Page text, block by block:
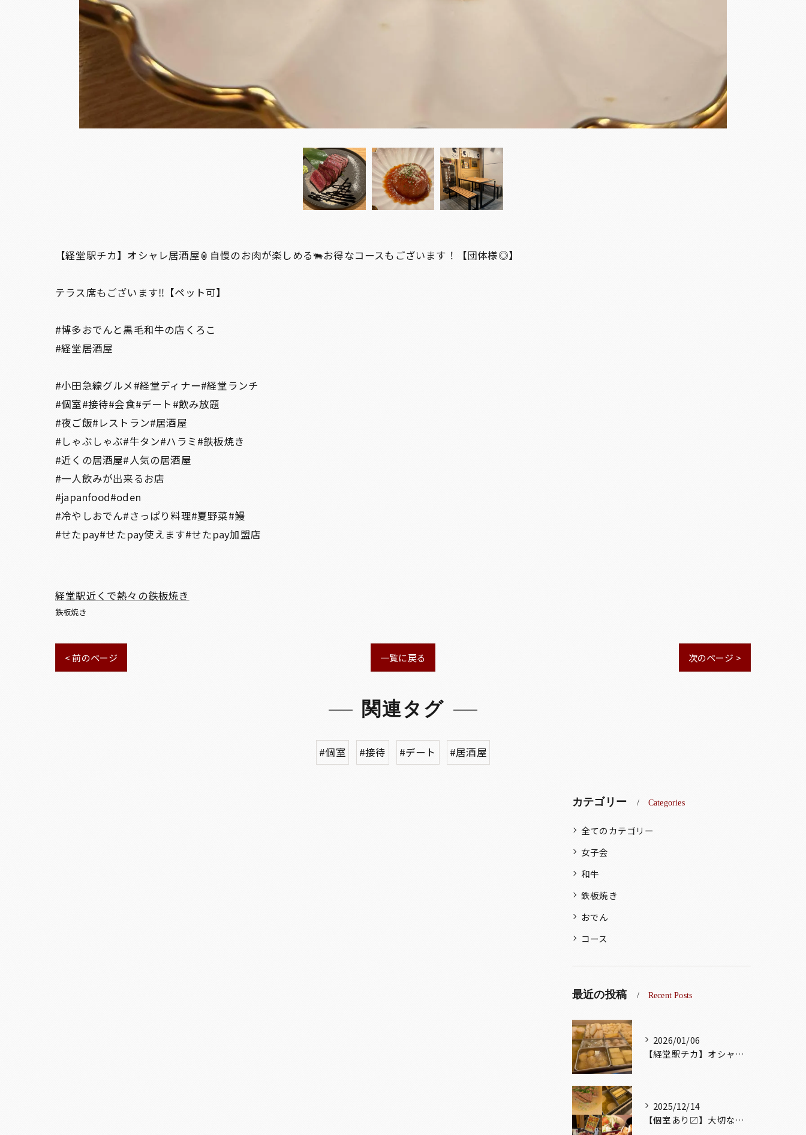
【経堂駅チカ】オシャレ居酒屋🏮自慢のお肉が楽しめる🐃お得なコースもございます！【団体様◎】
テラス席もございます‼️【ペット可】
#博多おでんと黒毛和牛の店くろこ
#経堂居酒屋
#小田急線グルメ#経堂ディナー#経堂ランチ
#個室#接待#会食#デート#飲み放題
#夜ご飯#レストラン#居酒屋
#しゃぶしゃぶ#牛タン#ハラミ#鉄板焼き
#近くの居酒屋#人気の居酒屋
#一人飲みが出来るお店
#japanfood#oden
#冷やしおでん#さっぱり料理#夏野菜#鰻
#せたpay#せたpay使えます#せたpay加盟店
経堂駅近くで熱々の鉄板焼き
鉄板焼き
< 前のページ 一覧に戻る 次のページ >
関連タグ
#個室 #接待 #デート #居酒屋
カテゴリー Categories
全てのカテゴリー
女子会
和牛
鉄板焼き
おでん
コース
最近の投稿 Recent Posts
2026/01/06
【経堂駅チカ】オシャレ居酒屋🏮出汁が美味しいおでんがオススメ...
2025/12/14
【個室あり〼】大切な記念日、お祝い事でのご来店ぜひお待ちして...